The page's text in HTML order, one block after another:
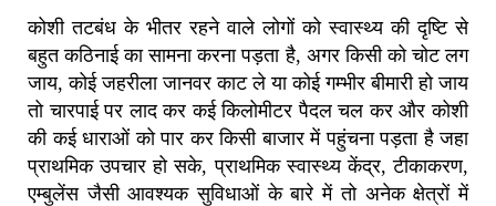
कोशी तटबंध के भीतर रहने वाले लोगों को स्वास्थ्य की दृष्टि से
बहुत कठिनाई का सामना करना पड़ता है, अगर किसी को चोट लग
जाय, कोई जहरीला जानवर काट ले या कोई गम्भीर बीमारी हो जाय
तो चारपाई पर लाद कर कई किलोमीटर पैदल चल कर और कोशी
की कई धाराओं को पार कर किसी बाजार में पहुंचना पड़ता है जहा
प्राथमिक उपचार हो सके, प्राथमिक स्वास्थ्य केंद्र, टीकाकरण,
एम्बुलेंस जैसी आवश्यक सुविधाओं के बारे में तो अनेक क्षेत्रों में